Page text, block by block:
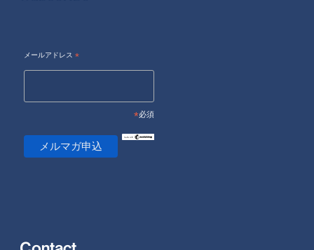
メールアドレス *
*必須